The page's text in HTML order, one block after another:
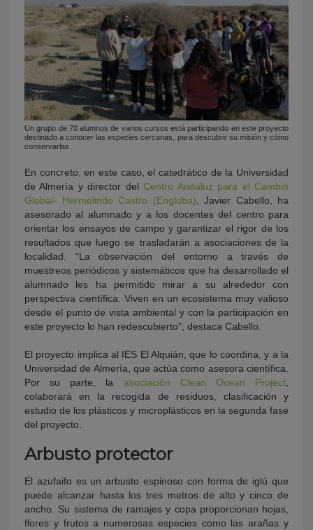
Un grupo de 70 alumnos de varios cursos está participando en este proyecto
destinado a conocer las especies cercanas, para descubrir su misión y cómo
conservarlas.
En concreto, en este caso, el catedrático de la Universidad
de Almería y director delCentro Andaluz para el Cambio
Global- Hermelindo Castro (Engloba) , Javier Cabello, ha
asesorado al alumnado y a los docentes del centro para
orientar los ensayos de campo y garantizar el rigor de los
resultados que luego se trasladarán a asociaciones de la
localidad. “La observación del entorno a través de
muestreos periódicos y sistemáticos que ha desarrollado el
alumnado les ha permitido mirar a su alrededor con
perspectiva científica. Viven en un ecosistema muy valioso
desde el punto de vista ambiental y con la participación en
este proyecto lo han redescubierto”, destaca Cabello.
El proyecto implica al IES El Alquián, que lo coordina, y a la
Universidad de Almería, que actúa como asesora científica.
Por su parte, la asociación Clean Ocean Project
colaborará en la recogida de residuos, clasificación y
estudio de los plásticos y microplásticos en la segunda fase
del proyecto.
Arbusto protector
El azufaifo es un arbusto espinoso con forma de iglú que
puede alcanzar hasta los tres metros de alto y cinco de
ancho. Su sistema de ramajes y copa proporcionan hojas,
flores y frutos a numerosas especies como las arañas y